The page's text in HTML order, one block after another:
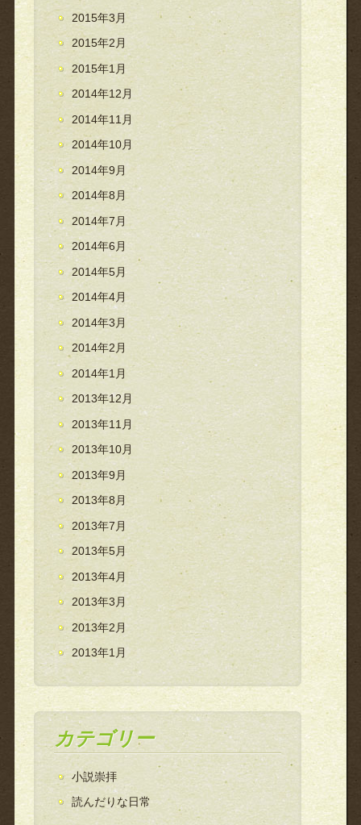
2015年3月
2015年2月
2015年1月
2014年12月
2014年11月
2014年10月
2014年9月
2014年8月
2014年7月
2014年6月
2014年5月
2014年4月
2014年3月
2014年2月
2014年1月
2013年12月
2013年11月
2013年10月
2013年9月
2013年8月
2013年7月
2013年5月
2013年4月
2013年3月
2013年2月
2013年1月
カテゴリー
小説崇拝
読んだりな日常